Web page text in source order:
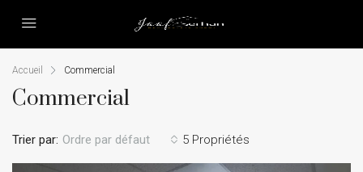
Accueil Commercial
Commercial
5 Propriétés
Trier par: Ordre par défaut